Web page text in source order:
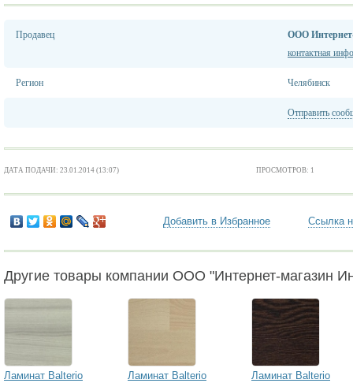
Продавец
ООО
контактная
Регион Челябинск
Отправить
ДАТА ПОДАЧИ: 23.01.2014 (13:07) ПРОСМОТРОВ: 1
Добавить в Избранное Ссылка
Другие товары компании ООО "Интернет-магазин
Ламинат Balterio
Ламинат Balterio
Ламинат Balterio